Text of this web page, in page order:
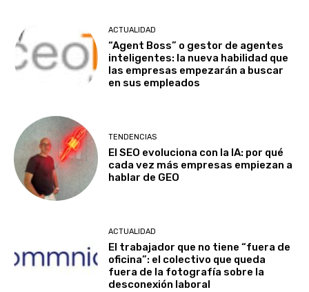
ACTUALIDAD
“Agent Boss” o gestor de agentes
inteligentes: la nueva habilidad que
las empresas empezarán a buscar
en sus empleados
TENDENCIAS
El SEO evoluciona con la IA: por qué
cada vez más empresas empiezan a
hablar de GEO
ACTUALIDAD
El trabajador que no tiene “fuera de
oficina”: el colectivo que queda
fuera de la fotografía sobre la
desconexión laboral